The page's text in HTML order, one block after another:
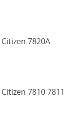
7820A
7810 7811